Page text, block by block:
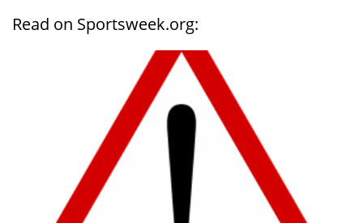
Read on Sportsweek.org: